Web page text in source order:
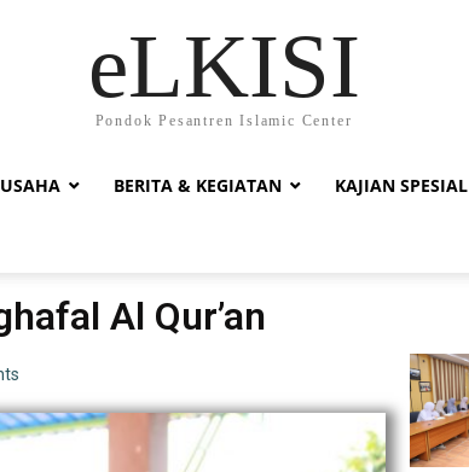
eLKISI
Pondok Pesantren Islamic Center
BERITA & KEGIATAN KAJIAN SPESIAL
Al Qur’an